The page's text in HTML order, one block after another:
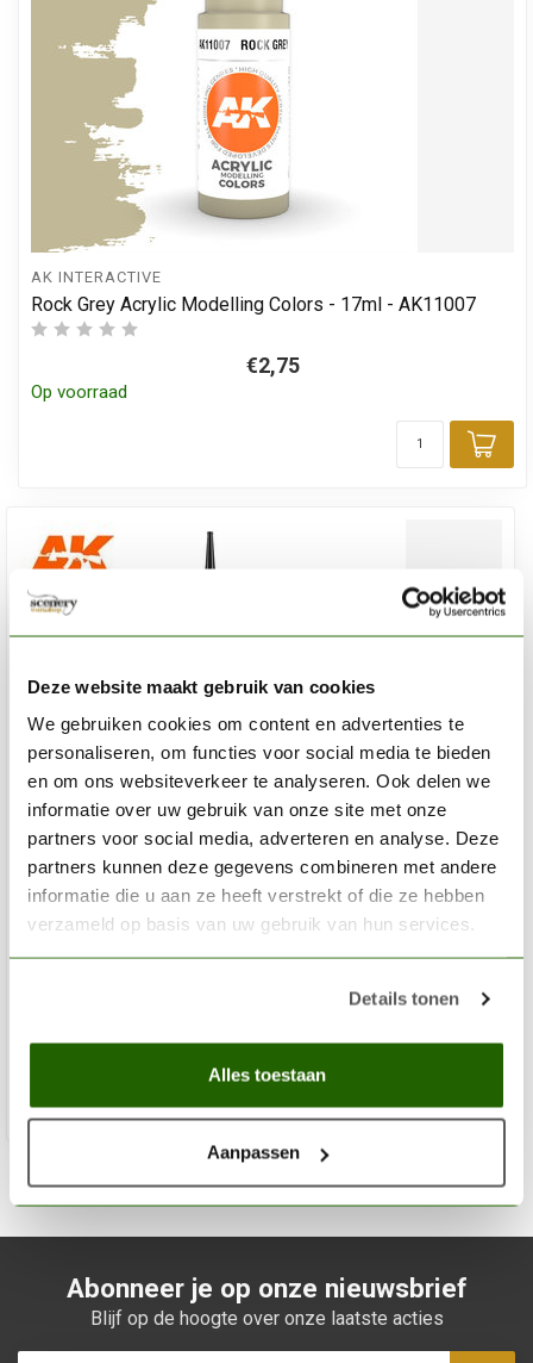
Deze website maakt gebruik van cookies
We gebruiken cookies om content en advertenties te
personaliseren, om functies voor social media te bieden
en om ons websiteverkeer te analyseren. Ook delen we
informatie over uw gebruik van onze site met onze
partners voor social media, adverteren en analyse. Deze
partners kunnen deze gegevens combineren met andere
informatie die u aan ze heeft verstrekt of die ze hebben
verzameld op basis van uw gebruik van hun services.
Details tonen
Alles toestaan
Aanpassen
AK INTERACTIVE
Rock Grey Acrylic Modelling Colors - 17ml - AK11007
€2,75
Op voorraad
AK INTERACTIVE
Perfect Cleaner 3rd Generation - 250ml - AK11505
Niet op voorraad
Abonneer je op onze nieuwsbrief
Blijf op de hoogte over onze laatste acties